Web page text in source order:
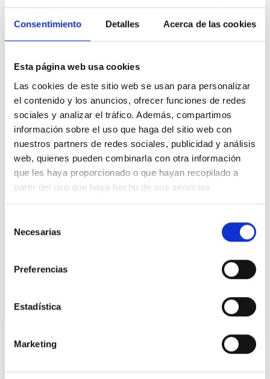
Consentimiento Detalles Acerca de las cookies
Esta página web usa cookies
Las cookies de este sitio web se usan para personalizar
el contenido y los anuncios, ofrecer funciones de redes
sociales y analizar el tráfico. Además, compartimos
información sobre el uso que haga del sitio web con
nuestros partners de redes sociales, publicidad y análisis
web, quienes pueden combinarla con otra información
que les haya proporcionado o que hayan recopilado a
partir del uso que haya hecho de sus servicios.
Necesarias
Preferencias
Estadística
Marketing
Biollagen TM
enriquecer nuestro portfolio con ingredientes
os presentamos Biollagen de Jland, un
ingrediente vegano que imita las funciones
Adecuado para formular cosmética vegana
demostrando ser aproximadamente 200 veces
Ingredientes relacionados